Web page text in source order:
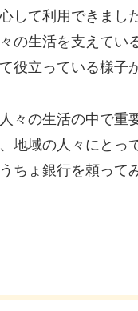
して利用できまし
の生活を支えてい
役立っている様子
々の生活の中で重
地域の人々にとっ
ちょ銀行を頼って